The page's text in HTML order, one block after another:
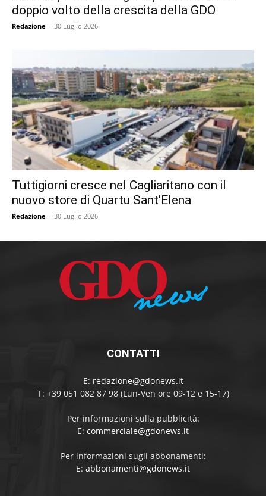
doppio volto della crescita della GDO
Redazione - 30 Luglio 2026
Tuttigiorni cresce nel Cagliaritano con il
nuovo store di Quartu Sant’Elena
Redazione - 30 Luglio 2026
CONTATTI
E: redazione@gdonews.it
T: +39 051 082 87 98 (Lun-Ven ore 09-12 e 15-17)
Per informazioni sulla pubblicità:
E: commerciale@gdonews.it
Per informazioni sugli abbonamenti:
E: abbonamenti@gdonews.it